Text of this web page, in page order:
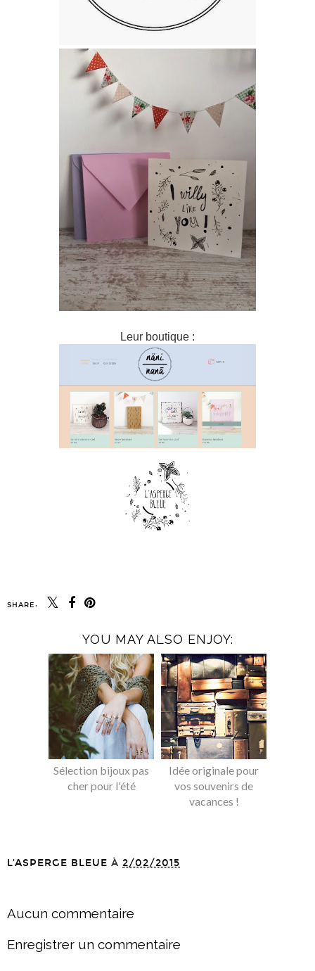
Leur boutique :
SHARE:
YOU MAY ALSO ENJOY:
Sélection bijoux pas
cher pour l'été
Idée originale pour
vos souvenirs de
vacances !
L'ASPERGE BLEUE À 2/02/2015
Aucun commentaire
Enregistrer un commentaire